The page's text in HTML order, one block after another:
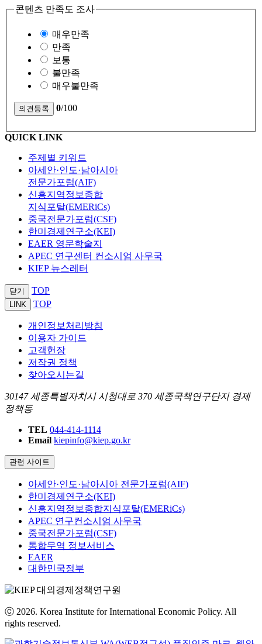
콘텐츠 만족도 조사
매우만족
만족
보통
불만족
매우불만족
0/100
QUICK LINK
주제별 키워드
아세안·인도·남아시아
전문가포럼(AIF)
신흥지역정보종합
지식포탈(EMERiCs)
중국전문가포럼(CSF)
한미경제연구소(KEI)
EAER 영문학술지
APEC 연구센터 컨소시엄 사무국
KIEP 뉴스레터
닫기 TOP
LINK TOP
개인정보처리방침
이용자 가이드
고객헌장
저작권 정책
찾아오시는길
30147 세종특별자치시 시청대로 370 세종국책연구단지 경제
정책동
TEL 044-414-1114
Email kiepinfo@kiep.go.kr
관련 사이트
아세안·인도·남아시아 전문가포럼(AIF)
한미경제연구소(KEI)
신흥지역정보종합지식포탈(EMERiCs)
APEC 연구컨소시엄 사무국
중국전문가포럼(CSF)
통합무역 정보서비스
EAER
대한민국정부
ⓒ 2026. Korea Institute for International Economic Policy. All
rights reserved.